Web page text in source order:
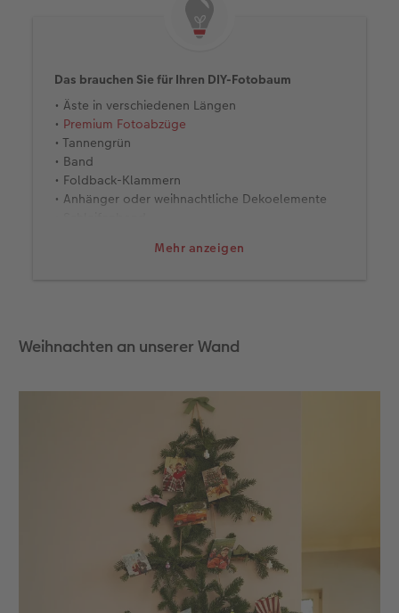
Mehr anzeigen
Das brauchen Sie für Ihren DIY-Fotobaum
• Äste in verschiedenen Längen
• Premium Fotoabzüge
• Tannengrün
• Band
• Foldback-Klammern
• Anhänger oder weihnachtliche Dekoelemente
Weihnachten an unserer Wand